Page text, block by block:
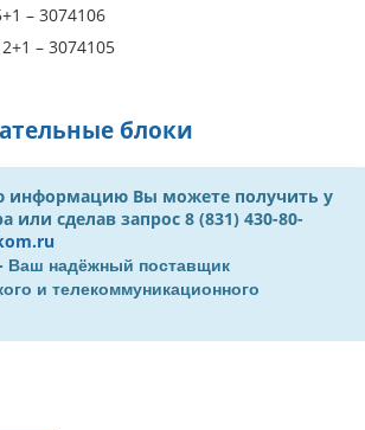
– 3074106
– 3074105
блоки
информацию Вы можете получить у
или сделав запрос 8 (831) 430-80-
Ваш надёжный поставщик
и телекоммуникационного